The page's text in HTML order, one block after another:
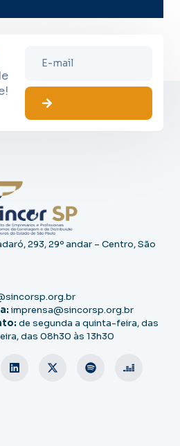
293, 29º andar – Centro, São
imprensa@sincorsp.org.br
de segunda a quinta-feira, das
das 08h30 às 13h30